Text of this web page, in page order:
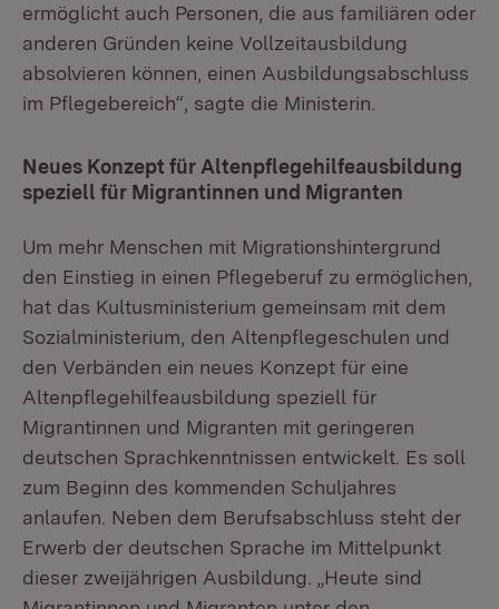
ermöglicht auch Personen, die aus familiären oder
anderen Gründen keine Vollzeitausbildung
absolvieren können, einen Ausbildungsabschluss
im Pflegebereich“, sagte die Ministerin.
Neues Konzept für Altenpflegehilfeausbildung
speziell für Migrantinnen und Migranten
Um mehr Menschen mit Migrationshintergrund
den Einstieg in einen Pflegeberuf zu ermöglichen,
hat das Kultusministerium gemeinsam mit dem
Sozialministerium, den Altenpflegeschulen und
den Verbänden ein neues Konzept für eine
Altenpflegehilfeausbildung speziell für
Migrantinnen und Migranten mit geringeren
deutschen Sprachkenntnissen entwickelt. Es soll
zum Beginn des kommenden Schuljahres
anlaufen. Neben dem Berufsabschluss steht der
Erwerb der deutschen Sprache im Mittelpunkt
dieser zweijährigen Ausbildung. „Heute sind